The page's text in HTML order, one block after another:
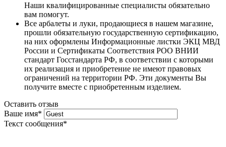
Наши квалифицированные специалисты обязательно
вам помогут.
Все арбалеты и луки, продающиеся в нашем магазине,
прошли обязательную государственную сертификацию,
на них оформлены Информационные листки ЭКЦ МВД
России и Сертификаты Соответствия РОО ВНИИ
стандарт Госстандарта РФ, в соответствии с которыми
их реализация и приобретение не имеют правовых
ограничений на территории РФ. Эти документы Вы
получите вместе с приобретенным изделием.
Оставить отзыв
Ваше имя*
Текст сообщения*